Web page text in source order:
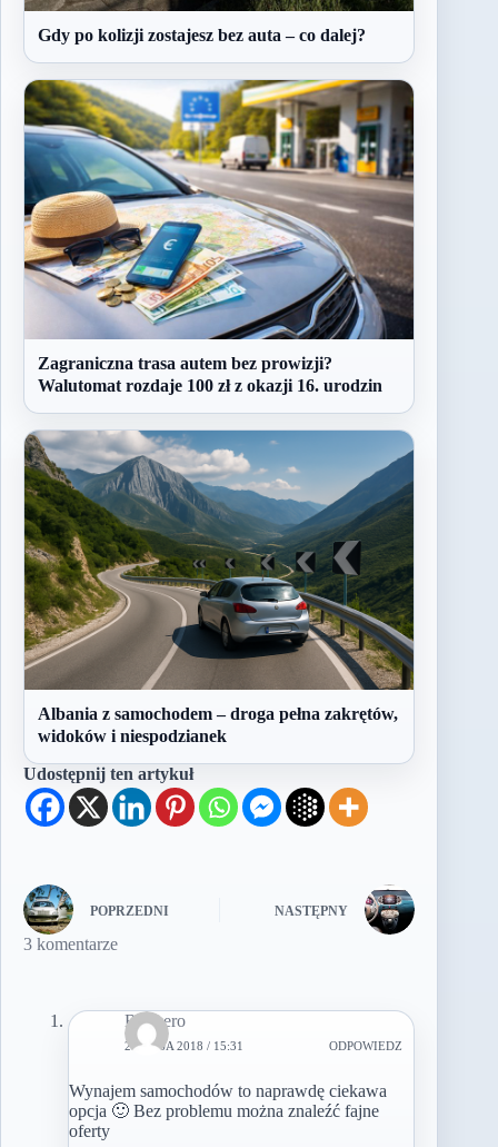
Gdy po kolizji zostajesz bez auta – co dalej?
Zagraniczna trasa autem bez prowizji?
Walutomat rozdaje 100 zł z okazji 16. urodzin
Albania z samochodem – droga pełna zakrętów,
widoków i niespodzianek
Udostępnij ten artykuł
POPRZEDNI NASTĘPNY
3 komentarze
Bookero
21 MAJA 2018 / 15:31 ODPOWIEDZ
Wynajem samochodów to naprawdę ciekawa
opcja 🙂 Bez problemu można znaleźć fajne
oferty